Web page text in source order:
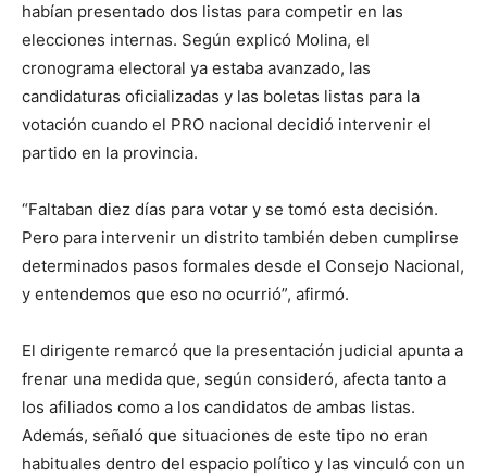
habían presentado dos listas para competir en las
elecciones internas. Según explicó Molina, el
cronograma electoral ya estaba avanzado, las
candidaturas oficializadas y las boletas listas para la
votación cuando el PRO nacional decidió intervenir el
partido en la provincia.
“Faltaban diez días para votar y se tomó esta decisión.
Pero para intervenir un distrito también deben cumplirse
determinados pasos formales desde el Consejo Nacional,
y entendemos que eso no ocurrió”, afirmó.
El dirigente remarcó que la presentación judicial apunta a
frenar una medida que, según consideró, afecta tanto a
los afiliados como a los candidatos de ambas listas.
Además, señaló que situaciones de este tipo no eran
habituales dentro del espacio político y las vinculó con un